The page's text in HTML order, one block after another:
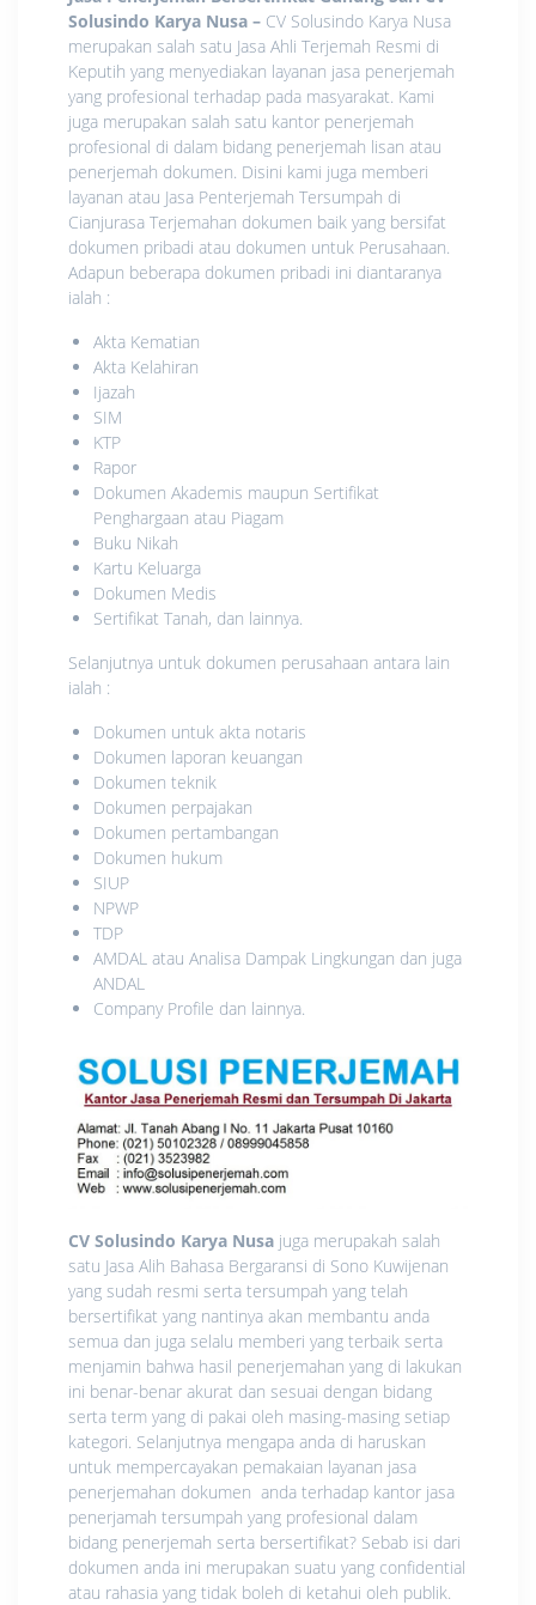
Solusindo Karya Nusa – CV Solusindo Karya Nusa
merupakan salah satu Jasa Ahli Terjemah Resmi di
Keputih yang menyediakan layanan jasa penerjemah
yang profesional terhadap pada masyarakat. Kami
juga merupakan salah satu kantor penerjemah
profesional di dalam bidang penerjemah lisan atau
penerjemah dokumen. Disini kami juga memberi
layanan atau Jasa Penterjemah Tersumpah di
Cianjurasa Terjemahan dokumen baik yang bersifat
dokumen pribadi atau dokumen untuk Perusahaan.
Adapun beberapa dokumen pribadi ini diantaranya
ialah :
Akta Kematian
Akta Kelahiran
Ijazah
SIM
KTP
Rapor
Dokumen Akademis maupun Sertifikat
Penghargaan atau Piagam
Buku Nikah
Kartu Keluarga
Dokumen Medis
Sertifikat Tanah, dan lainnya.
Selanjutnya untuk dokumen perusahaan antara lain
ialah :
Dokumen untuk akta notaris
Dokumen laporan keuangan
Dokumen teknik
Dokumen perpajakan
Dokumen pertambangan
Dokumen hukum
SIUP
NPWP
TDP
AMDAL atau Analisa Dampak Lingkungan dan juga
ANDAL
Company Profile dan lainnya.
CV Solusindo Karya Nusa juga merupakah salah
satu Jasa Alih Bahasa Bergaransi di Sono Kuwijenan
yang sudah resmi serta tersumpah yang telah
bersertifikat yang nantinya akan membantu anda
semua dan juga selalu memberi yang terbaik serta
menjamin bahwa hasil penerjemahan yang di lakukan
ini benar-benar akurat dan sesuai dengan bidang
serta term yang di pakai oleh masing-masing setiap
kategori. Selanjutnya mengapa anda di haruskan
untuk mempercayakan pemakaian layanan jasa
penerjemahan dokumen anda terhadap kantor jasa
penerjamah tersumpah yang profesional dalam
bidang penerjemah serta bersertifikat? Sebab isi dari
dokumen anda ini merupakan suatu yang confidential
atau rahasia yang tidak boleh di ketahui oleh publik.